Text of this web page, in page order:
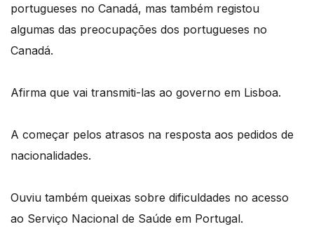
portugueses no Canadá, mas também registou
algumas das preocupações dos portugueses no
Canadá.
Afirma que vai transmiti-las ao governo em Lisboa.
A começar pelos atrasos na resposta aos pedidos de
nacionalidades.
Ouviu também queixas sobre dificuldades no acesso
ao Serviço Nacional de Saúde em Portugal.